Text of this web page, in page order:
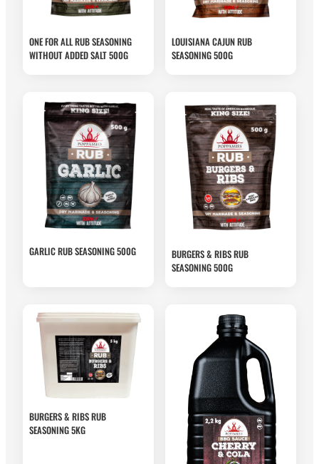
ONE FOR ALL RUB SEASONING
WITHOUT ADDED SALT 500G
LOUISIANA CAJUN RUB
SEASONING 500G
GARLIC RUB SEASONING 500G
BURGERS & RIBS RUB
SEASONING 500G
BURGERS & RIBS RUB
SEASONING 5KG